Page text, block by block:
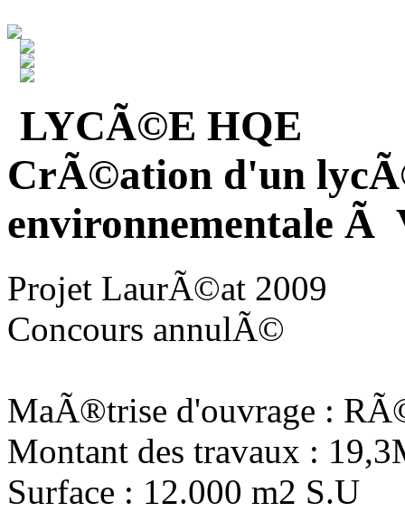
LYCÃ©E HQE
CrÃ©ation d'un
environnementale Ã
Projet LaurÃ©at 2009
Concours annulÃ©
MaÃ®trise d'ouvrage :
Montant des travaux :
Surface : 12.000 m2 S.U